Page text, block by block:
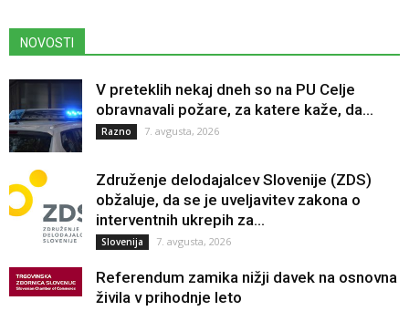
NOVOSTI
V preteklih nekaj dneh so na PU Celje
obravnavali požare, za katere kaže, da...
Razno 7. avgusta, 2026
Združenje delodajalcev Slovenije (ZDS)
obžaluje, da se je uveljavitev zakona o
interventnih ukrepih za...
Slovenija 7. avgusta, 2026
Referendum zamika nižji davek na osnovna
živila v prihodnje leto